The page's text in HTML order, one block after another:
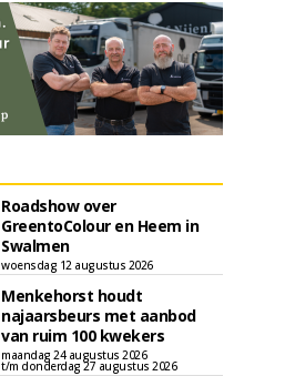
Roadshow over
GreentoColour en Heem in
Swalmen
woensdag 12 augustus 2026
Menkehorst houdt
najaarsbeurs met aanbod
van ruim 100 kwekers
maandag 24 augustus 2026
t/m donderdag 27 augustus 2026